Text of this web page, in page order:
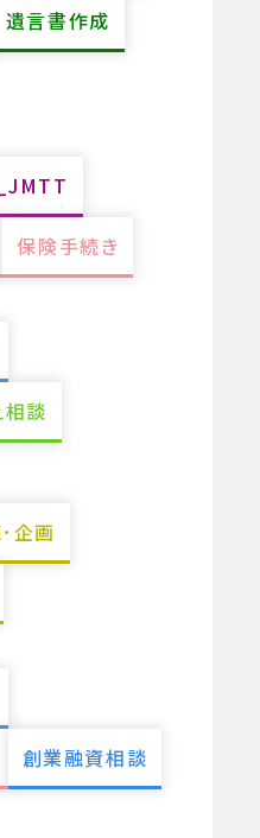
遺言書作成
保険手続き
談
企画
創業融資相談